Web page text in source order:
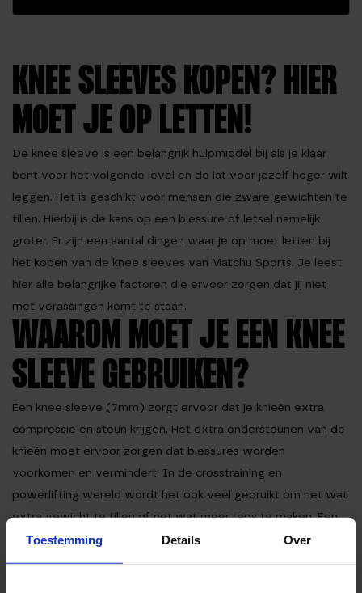
Toestemming Details Over
KNEE SLEEVES KOPEN? HIER
MOET JE OP LETTEN!
De knee sleeve is een belangrijk hulpmiddel bij als je klaar
bent voor het volgende level en de lat voor jezelf hoger wilt
leggen. Het is geschikt voor mensen die zware gewichten te
tillen. Hierbij is de kans op een blessure of letsel namelijk
groter. Er zijn een aantal dingen waar je op moet letten bij
het kopen van de knee sleeves van Matchu Sports. Je leest
hier alle belangrijke factoren die ervoor zorgen dat jij niet
met verassingen komt te staan.
WAAROM MOET JE EEN KNEE
SLEEVE GEBRUIKEN?
Een knee sleeve (7mm) zorgt ervoor dat je knieën extra
compressie en steun krijgen. Het extra ondersteunen van de
knieën moet ervoor zorgen dat blessures worden
voorkomen en vermindert. In de crosstraining en
powerlifting wereld wordt het ook veel gebruikt om net wat
extra gewicht te tillen of net wat meer reps te maken. Een
knee sleeve is geen knie brace. Het doel van een knie brace
(ook wel knee braces genoemd) is om een eerdere blessure